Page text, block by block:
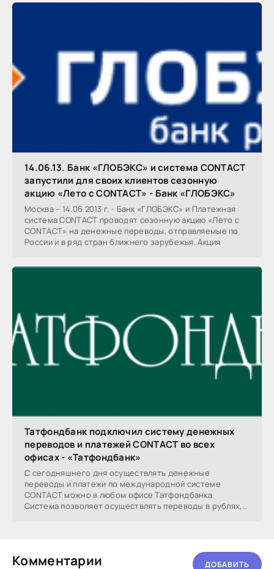
14.06.13. Банк «ГЛОБЭКС» и система CONTACT
запустили для своих клиентов сезонную
акцию «Лето с CONTACT» - Банк «ГЛОБЭКС»
Москва – 14.06.2013 г. - Банк «ГЛОБЭКС» и Платежная
система CONTACT проводят сезонную акцию «Лето с
CONTACT» на денежные переводы, отправляемые по
России и в ряд стран ближнего зарубежья. Акция
Татфондбанк подключил систему денежных
переводов и платежей CONTACT во всех
офисах - «Татфондбанк»
С сегодняшнего дня осуществлять денежные
переводы и платежи по международной системе
CONTACT можно в любом офисе Татфондбанка.
Система позволяет осуществлять переводы в рублях,
Комментарии ДОБАВИТЬ